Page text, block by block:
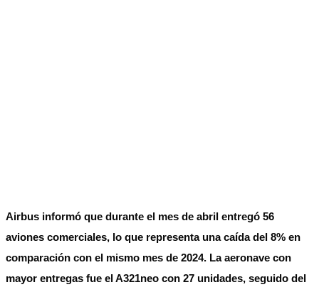
Airbus informó que durante el mes de abril entregó 56
aviones comerciales, lo que representa una caída del 8% en
comparación con el mismo mes de 2024. La aeronave con
mayor entregas fue el A321neo con 27 unidades, seguido del